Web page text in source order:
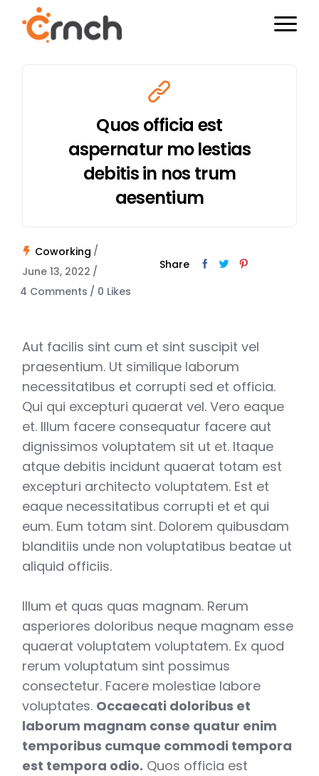
Quos officia est
aspernatur mo lestias
debitis in nos trum
aesentium
Coworking
June 13, 2022
4 Comments
0 Likes
Share
Aut facilis sint cum et sint suscipit vel
praesentium. Ut similique laborum
necessitatibus et corrupti sed et officia.
Qui qui excepturi quaerat vel. Vero eaque
et. Illum facere consequatur facere aut
dignissimos voluptatem sit ut et. Itaque
atque debitis incidunt quaerat totam est
excepturi architecto voluptatem. Est et
eaque necessitatibus corrupti et et qui
eum. Eum totam sint. Dolorem quibusdam
blanditiis unde non voluptatibus beatae ut
aliquid officiis.
Illum et quas quas magnam. Rerum
asperiores doloribus neque magnam esse
quaerat voluptatem voluptatem. Ex quod
rerum voluptatum sint possimus
consectetur. Facere molestiae labore
voluptates. Occaecati doloribus et
laborum magnam conse quatur enim
temporibus cumque commodi tempora
est tempora odio. Quos officia est